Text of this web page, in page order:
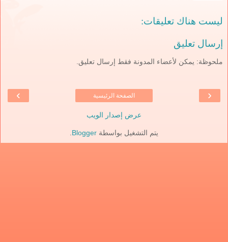
ليست هناك تعليقات:
إرسال تعليق
ملحوظة: يمكن لأعضاء المدونة فقط إرسال تعليق.
‹
› الصفحة الرئيسية
عرض إصدار الويب
يتم التشغيل بواسطة Blogger
.